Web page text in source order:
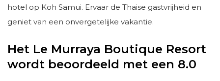
hotel op Koh Samui. Ervaar de Thaise gastvrijheid en
geniet van een onvergetelijke vakantie.
Het Le Murraya Boutique Resort
wordt beoordeeld met een 8.0